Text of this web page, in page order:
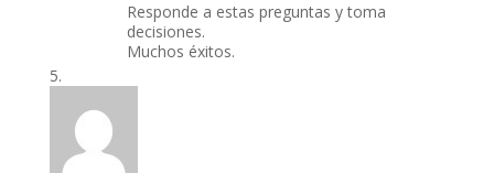
Responde a estas preguntas y toma
decisiones.
Muchos éxitos.